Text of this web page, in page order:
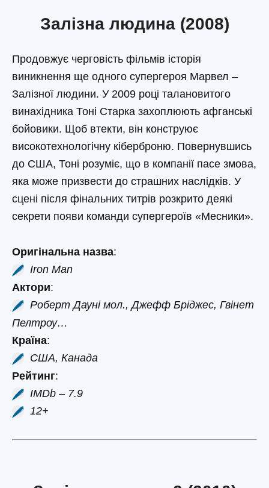
Залізна людина (2008)
Продовжує черговість фільмів історія
виникнення ще одного супергероя Марвел –
Залізної людини. У 2009 році талановитого
винахідника Тоні Старка захоплюють афганські
бойовики. Щоб втекти, він конструює
високотехнологічну кіберброню. Повернувшись
до США, Тоні розуміє, що в компанії пасе змова,
яка може призвести до страшних наслідків. У
сцені після фінальних титрів розкрито деякі
секрети появи команди супергероїв «Месники».
Оригінальна назва:
Iron Man
Актори:
Роберт Дауні мол., Джефф Бріджес, Гвінет
Пелтроу…
Країна:
США, Канада
Рейтинг:
IMDb – 7.9
12+